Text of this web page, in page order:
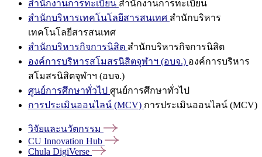
สำนักงานการทะเบียน สำนักงานการทะเบียน
สำนักบริหารเทคโนโลยีสารสนเทศ สำนักบริหาร
เทคโนโลยีสารสนเทศ
สำนักบริหารกิจการนิสิต สำนักบริหารกิจการนิสิต
องค์การบริหารสโมสรนิสิตจุฬาฯ (อบจ.) องค์การบริหาร
สโมสรนิสิตจุฬาฯ (อบจ.)
ศูนย์การศึกษาทั่วไป ศูนย์การศึกษาทั่วไป
การประเมินออนไลน์ (MCV) การประเมินออนไลน์ (MCV)
วิจัยและนวัตกรรม
CU Innovation Hub
Chula DigiVerse